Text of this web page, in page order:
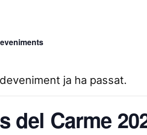
ja ha passat.
del Carme